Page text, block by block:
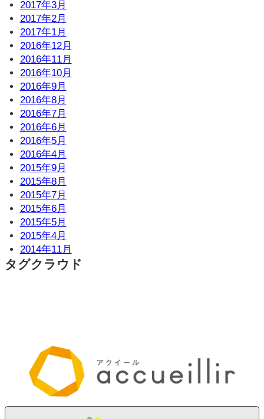
2017年3月
2017年2月
2017年1月
2016年12月
2016年11月
2016年10月
2016年9月
2016年8月
2016年7月
2016年6月
2016年5月
2016年4月
2015年9月
2015年8月
2015年7月
2015年6月
2015年5月
2015年4月
2014年11月
タグクラウド